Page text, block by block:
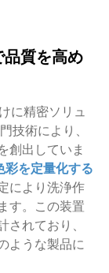
質を高め
に精密ソリュ
技術により、
創出していま
彩を定量化する
により洗浄作
す。この装置
れており、
ような製品に